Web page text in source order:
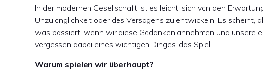
In der modernen Gesellschaft ist es leicht, sich von den
Unzulänglichkeit oder des Versagens zu entwickeln. Es scheint,
was passiert, wenn wir diese Gedanken annehmen und unsere
vergessen dabei eines wichtigen Dinges: das Spiel.
Warum spielen wir überhaupt?